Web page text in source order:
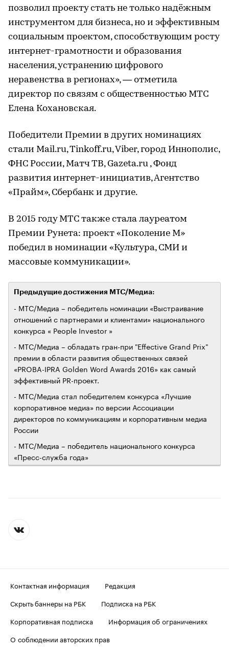
позволил проекту стать не только надёжным
инструментом для бизнеса, но и эффективным
социальным проектом, способствующим росту
интернет-грамотности и образования
населения, устранению цифрового
неравенства в регионах», — отметила
директор по связям с общественностью МТС
Елена Кохановская.
Победители Премии в других номинациях
стали Mail.ru, Tinkoff.ru, Viber, город Иннополис,
ФНС России, Матч ТВ, Gazeta.ru , Фонд
развития интернет-инициатив, Агентство
«Прайм», Сбербанк и другие.
В 2015 году МТС также стала лауреатом
Премии Рунета: проект «Поколение М»
победил в номинации «Культура, СМИ и
массовые коммуникации».
Предыдущие достижения МТС/Медиа:
- МТС/Медиа – победитель номинации «Выстраивание
отношений с партнерами и клиентами» национального
конкурса « People Investor »
- МТС/Медиа – обладать гран-при "Effective Grand Prix"
премии в области развития общественных связей
«PROBA-IPRA Golden Word Awards 2016» как самый
эффективный PR-проект.
- МТС/Медиа стал победителем конкурса «Лучшие
корпоративное медиа» по версии Ассоциации
директоров по коммуникациям и корпоративным медиа
России
- МТС/Медиа – победитель национального конкурса
«Пресс-служба года»
Контактная информация
Редакция
Скрыть баннеры на РБК
Подписка на РБК
Корпоративная подписка
Информация об ограничениях
О соблюдении авторских прав